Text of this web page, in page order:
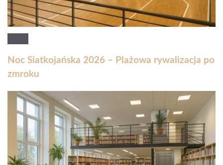
Noc Siatkojańska 2026 – Plażowa rywalizacja po
zmroku